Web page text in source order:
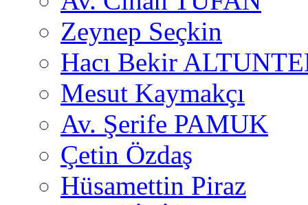
Zeynep Seçkin
Hacı Bekir
Mesut Kaymakçı
Av. Şerife PAMUK
Çetin Özdaş
Hüsamettin Piraz